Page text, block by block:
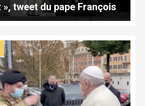
», tweet du pape François